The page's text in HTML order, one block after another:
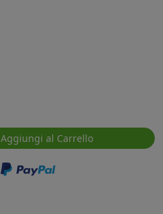
Aggiungi al Carrello